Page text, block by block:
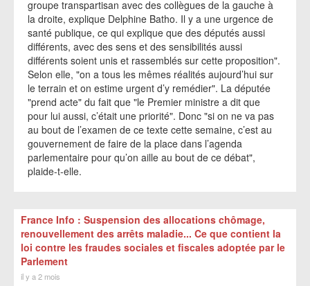
groupe transpartisan avec des collègues de la gauche à
la droite, explique Delphine Batho. Il y a une urgence de
santé publique, ce qui explique que des députés aussi
différents, avec des sens et des sensibilités aussi
différents soient unis et rassemblés sur cette proposition".
Selon elle, "on a tous les mêmes réalités aujourd’hui sur
le terrain et on estime urgent d’y remédier". La députée
"prend acte" du fait que "le Premier ministre a dit que
pour lui aussi, c’était une priorité". Donc "si on ne va pas
au bout de l’examen de ce texte cette semaine, c’est au
gouvernement de faire de la place dans l’agenda
parlementaire pour qu’on aille au bout de ce débat",
plaide-t-elle.
France Info : Suspension des allocations chômage,
renouvellement des arrêts maladie... Ce que contient la
loi contre les fraudes sociales et fiscales adoptée par le
Parlement
il y a 2 mois